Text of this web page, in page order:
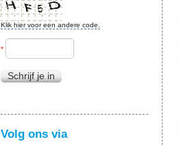
Klik hier voor een andere code.
*
Schrijf je in
Volg ons via